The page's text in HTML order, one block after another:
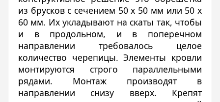
из брусков с сечением 50 х 50 мм или 50 х
60 мм. Их укладывают на скаты так, чтобы
и в продольном, и в поперечном
направлении требовалось целое
количество черепицы. Элементы кровли
монтируются строго параллельными
рядами. Монтаж производят в
направлении снизу вверх. Крепят